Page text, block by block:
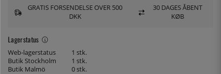
Lagerstatus
Web-lagerstatus
1 stk.
Butik Stockholm
1 stk.
Butik Malmö
0 stk.
GRATIS FORSENDELSE OVER 500
DKK
30 DAGES ÅBENT
KØB